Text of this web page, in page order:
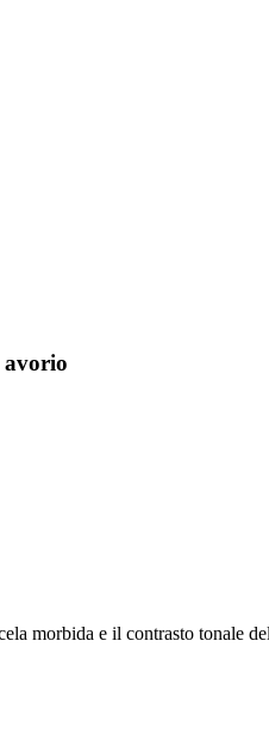
avorio
morbida e il contrasto tonale